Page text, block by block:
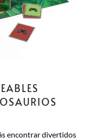
encontrar divertidos